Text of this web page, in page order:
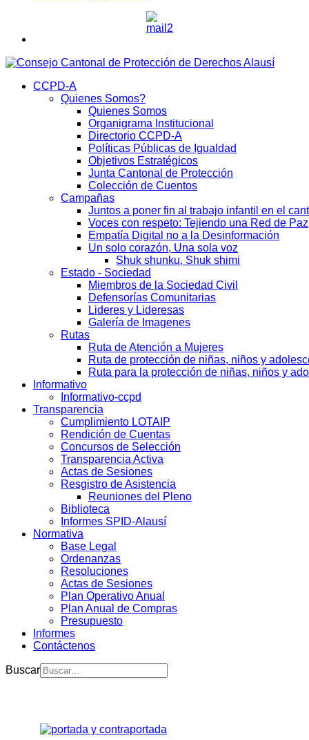
CCPD-A
Quienes Somos?
Quienes Somos
Organigrama Institucional
Directorio CCPD-A
Políticas Públicas de Igualdad
Objetivos Estratégicos
Junta Cantonal de Protección
Colección de Cuentos
Campañas
Juntos a poner fin al trabajo infantil en el
Voces con respeto: Tejiendo una Red de Paz
Empatía Digital no a la Desinformación
Un solo corazón, Una sola voz
Shuk shunku, Shuk shimi
Estado - Sociedad
Miembros de la Sociedad Civil
Defensorías Comunitarias
Lideres y Lideresas
Galería de Imagenes
Rutas
Ruta de Atención a Mujeres
Ruta de protección de niñas, niños y
Ruta para la protección de niñas, niños y
Informativo
Informativo-ccpd
Transparencia
Cumplimiento LOTAIP
Rendición de Cuentas
Concursos de Selección
Transparencia Activa
Actas de Sesiones
Resgistro de Asistencia
Reuniones del Pleno
Biblioteca
Informes SPID-Alausí
Normativa
Base Legal
Ordenanzas
Resoluciones
Actas de Sesiones
Plan Operativo Anual
Plan Anual de Compras
Presupuesto
Informes
Contáctenos
Buscar